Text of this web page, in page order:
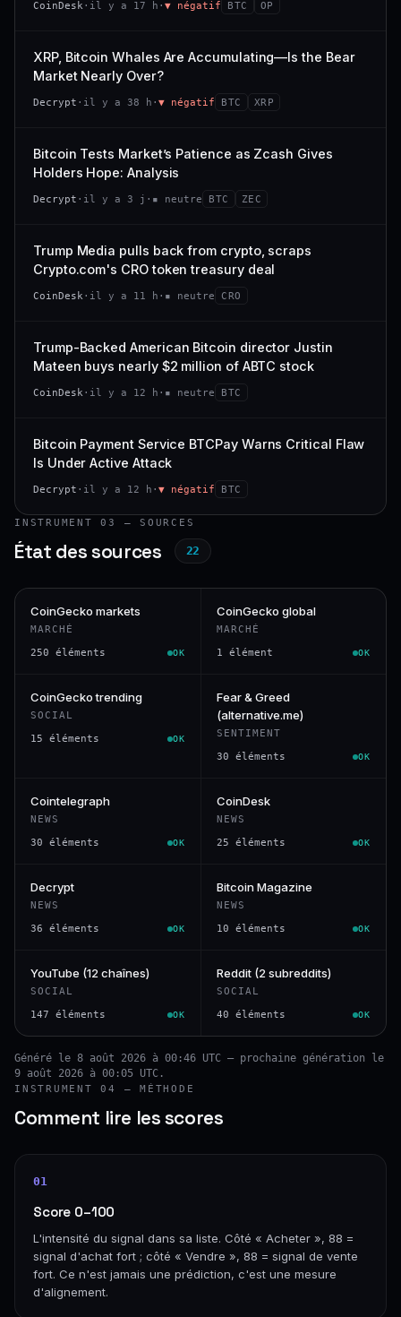
−0,1 % +0,1 %
−0,1 % #29
CONFIANCE
477 M$ 1 464 $
+0,6 % −3,6 %
−94,7 % #102
CONFIANCE
CoinDesk · il y a 17 h · ▼ négatif BTC OP
XRP, Bitcoin Whales Are Accumulating—Is the Bear
Market Nearly Over?
Decrypt · il y a 38 h · ▼ négatif BTC XRP
Bitcoin Tests Market’s Patience as Zcash Gives
Holders Hope: Analysis
Decrypt · il y a 3 j · ▪ neutre BTC ZEC
Trump Media pulls back from crypto, scraps
Crypto.com's CRO token treasury deal
CoinDesk · il y a 11 h · ▪ neutre CRO
Trump-Backed American Bitcoin director Justin
Mateen buys nearly $2 million of ABTC stock
CoinDesk · il y a 12 h · ▪ neutre BTC
Bitcoin Payment Service BTCPay Warns Critical Flaw
Is Under Active Attack
Decrypt · il y a 12 h · ▼ négatif BTC
INSTRUMENT 03 — SOURCES
État des sources 22
CoinGecko markets
MARCHÉ
250 éléments OK
CoinGecko global
MARCHÉ
1 élément OK
CoinGecko trending
SOCIAL
15 éléments OK
Fear & Greed
(alternative.me)
SENTIMENT
30 éléments OK
Cointelegraph
NEWS
30 éléments OK
CoinDesk
NEWS
25 éléments OK
Decrypt
NEWS
36 éléments OK
Bitcoin Magazine
NEWS
10 éléments OK
YouTube (12 chaînes)
SOCIAL
147 éléments OK
Reddit (2 subreddits)
SOCIAL
40 éléments OK
Généré le 8 août 2026 à 00:46 UTC — prochaine génération le
9 août 2026 à 00:05 UTC.
INSTRUMENT 04 — MÉTHODE
Comment lire les scores
01
Score 0–100
L'intensité du signal dans sa liste. Côté « Acheter », 88 =
signal d'achat fort ; côté « Vendre », 88 = signal de vente
fort. Ce n'est jamais une prédiction, c'est une mesure
d'alignement.